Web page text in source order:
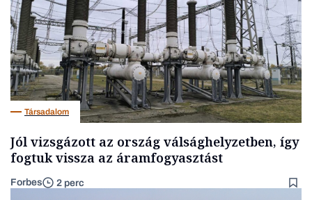
Társadalom
Jól vizsgázott az ország válsághelyzetben, így
fogtuk vissza az áramfogyasztást
Forbes 2 perc